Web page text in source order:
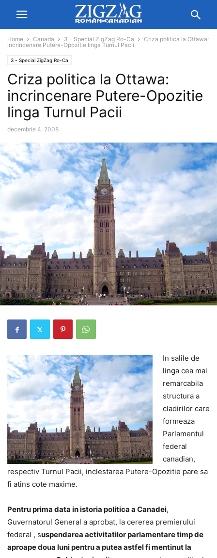
Home Canada 3 - Special ZigZag Ro-Ca
Criza politica la Ottawa:
incrincenare Putere-Opozitie linga Turnul Pacii
3 - Special ZigZag Ro-Ca
Criza politica la Ottawa:
incrincenare Putere-Opozitie
linga Turnul Pacii
decembrie 4, 2008
In salile de
linga cea mai
remarcabila
structura a
cladirilor care
formeaza
Parlamentul
federal
canadian,
respectiv Turnul Pacii, inclestarea Putere-Opozitie pare sa
fi atins cote maxime.
Pentru prima data in istoria politica a Canadei,
Guvernatorul General a aprobat, la cererea premierului
federal , suspendarea activitatilor parlamentare timp de
aproape doua luni pentru a putea astfel fi mentinut la